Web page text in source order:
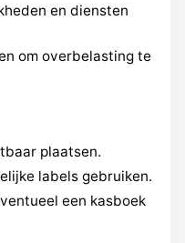
en diensten
om overbelasting te
plaatsen.
labels gebruiken.
een kasboek